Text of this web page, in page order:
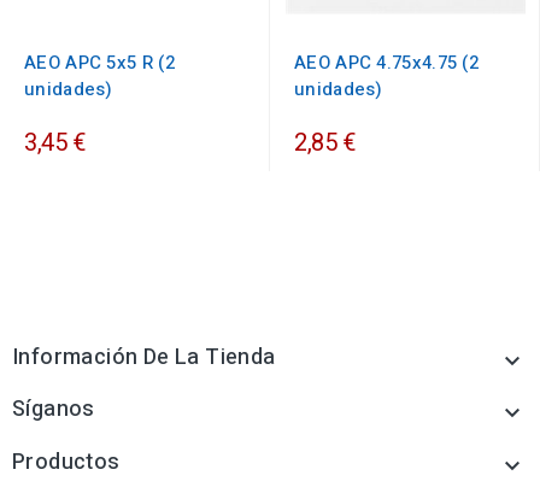
AEO APC 5x5 R (2
unidades)
3,45 €
AEO APC 4.75x4.75 (2
unidades)
2,85 €
Información De La Tienda 
Síganos 
Productos 